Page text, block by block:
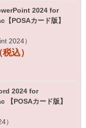
2024 for
POSAカード版】
2024）
込）
2024 for
【POSAカード版】
）